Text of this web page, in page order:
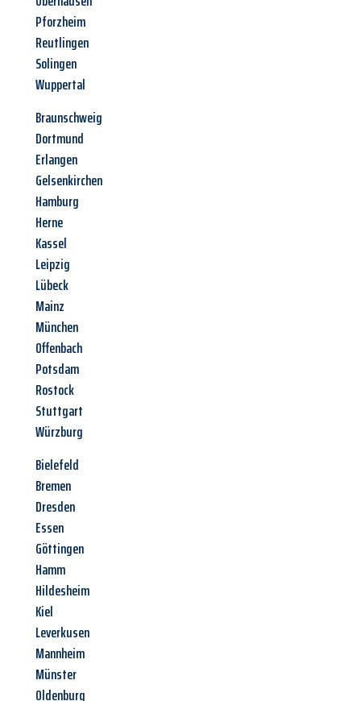
Pforzheim
Reutlingen
Solingen
Wuppertal
Braunschweig
Dortmund
Erlangen
Gelsenkirchen
Hamburg
Herne
Kassel
Leipzig
Lübeck
Mainz
München
Offenbach
Potsdam
Rostock
Stuttgart
Würzburg
Bielefeld
Bremen
Dresden
Essen
Göttingen
Hamm
Hildesheim
Kiel
Leverkusen
Mannheim
Münster
Oldenburg